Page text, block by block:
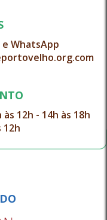
WhatsApp
12h - 14h às 18h
12h